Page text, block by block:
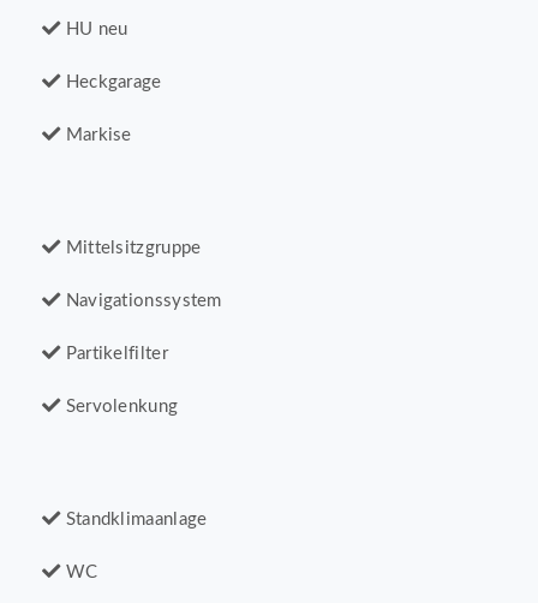
HU neu
Heckgarage
Markise
Mittelsitzgruppe
Navigationssystem
Partikelfilter
Servolenkung
Standklimaanlage
WC